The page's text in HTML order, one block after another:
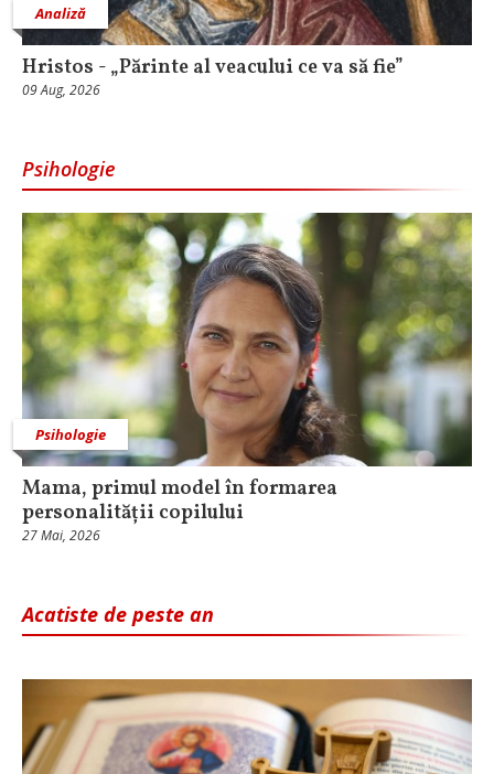
Analiză
Hristos - „Părinte al veacului ce va să fie”
09 Aug, 2026
Psihologie
Psihologie
Mama, primul model în formarea
personalității copilului
27 Mai, 2026
Acatiste de peste an